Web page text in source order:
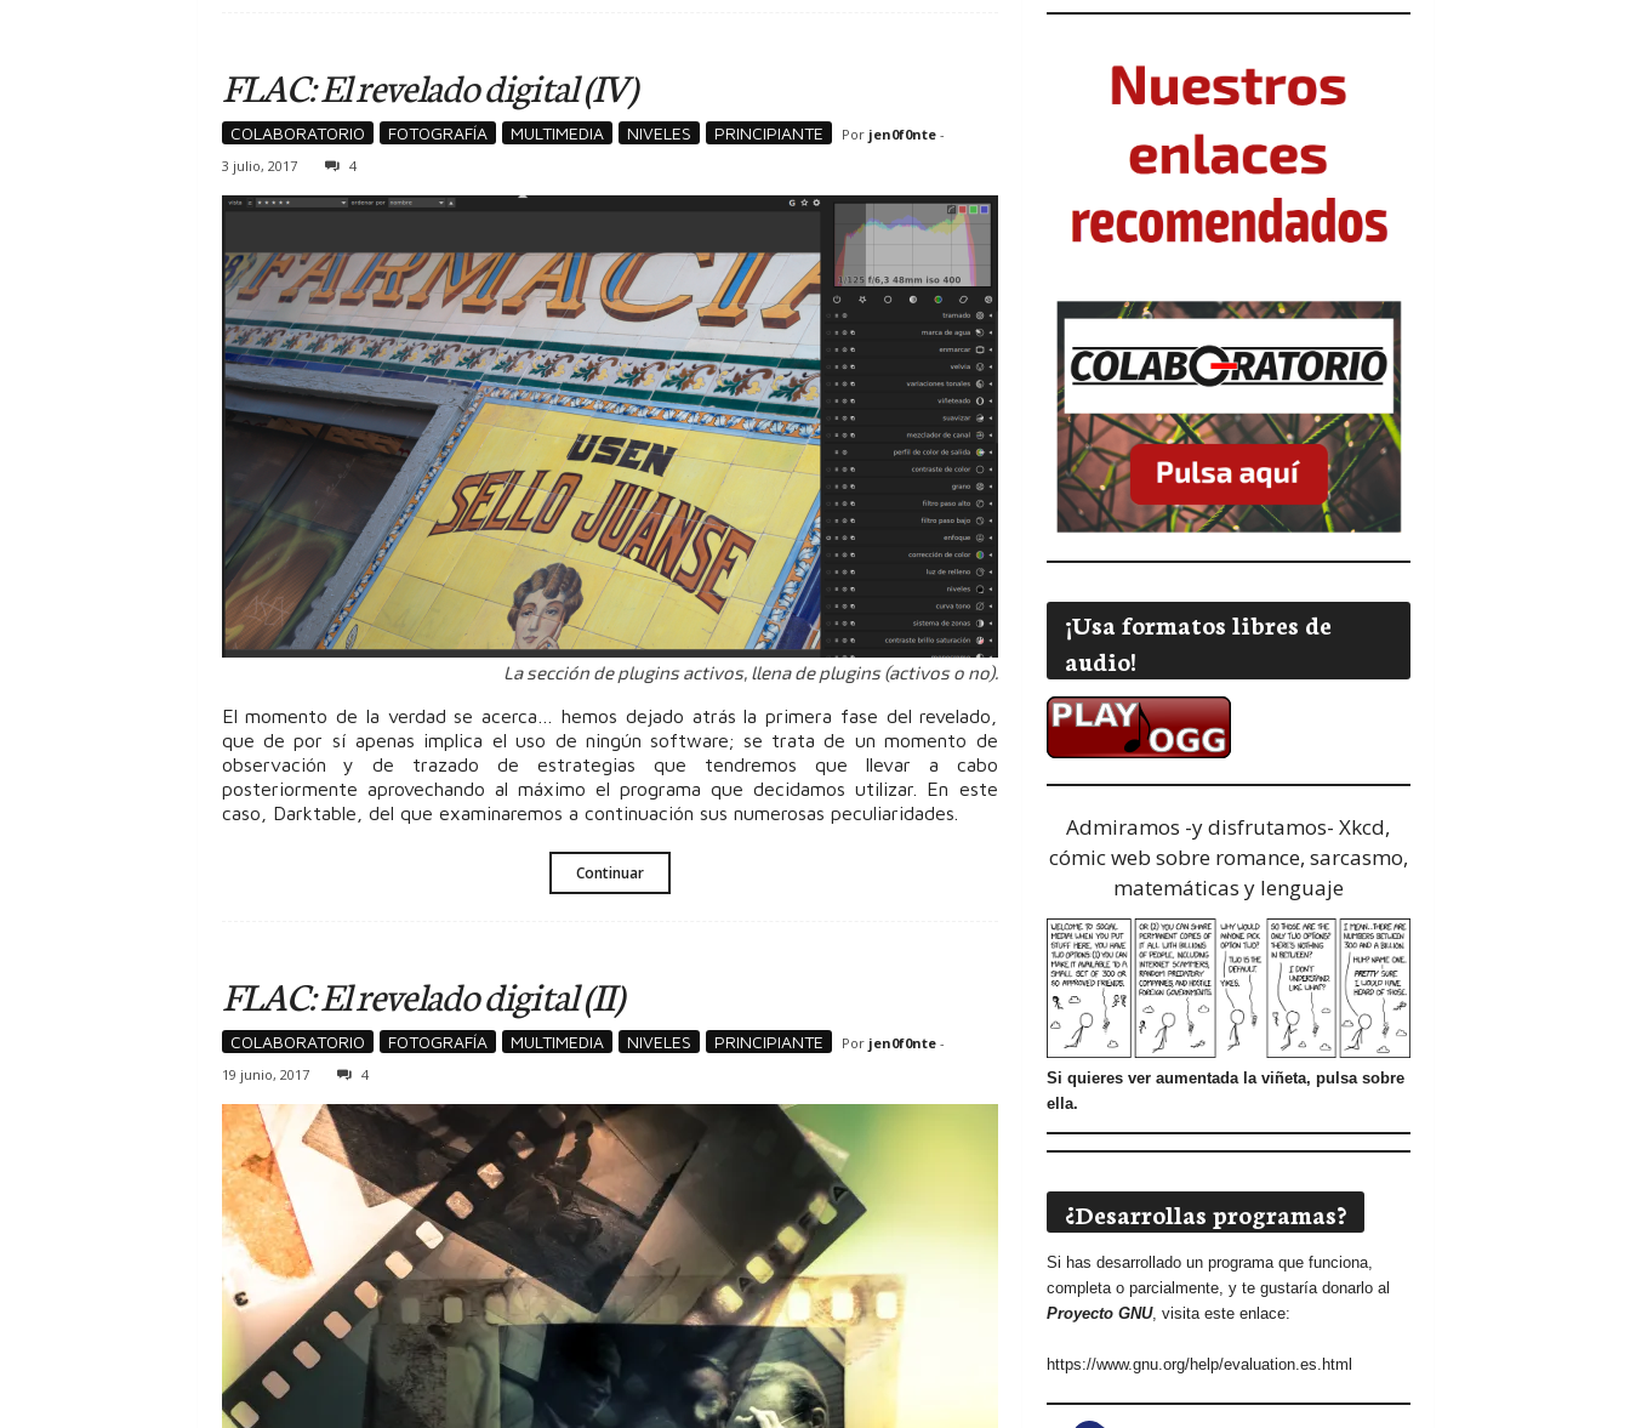
FLAC: El revelado digital (IV)
COLABORATORIO FOTOGRAFÍA MULTIMEDIA NIVELES PRINCIPIANTE Por jen0f0nte-
3 julio, 2017
4
La sección de plugins activos, llena de plugins (activos o no).
El momento de la verdad se acerca… hemos dejado atrás la primera fase del revelado,
que de por sí apenas implica el uso de ningún software; se trata de un momento de
observación y de trazado de estrategias que tendremos que llevar a cabo
posteriormente aprovechando al máximo el programa que decidamos utilizar. En este
caso, Darktable, del que examinaremos a continuación sus numerosas peculiaridades.
Continuar
FLAC: El revelado digital (II)
COLABORATORIO FOTOGRAFÍA MULTIMEDIA NIVELES PRINCIPIANTE Por jen0f0nte-
19 junio, 2017
4
¡Usa formatos libres de
audio!
Admiramos -y disfrutamos- Xkcd,
cómic web sobre romance, sarcasmo,
matemáticas y lenguaje
Si quieres ver aumentada la viñeta, pulsa sobre
ella.
¿Desarrollas programas?
Si has desarrollado un programa que funciona,
completa o parcialmente, y te gustaría donarlo al
Proyecto GNU, visita este enlace:
https://www.gnu.org/help/evaluation.es.html